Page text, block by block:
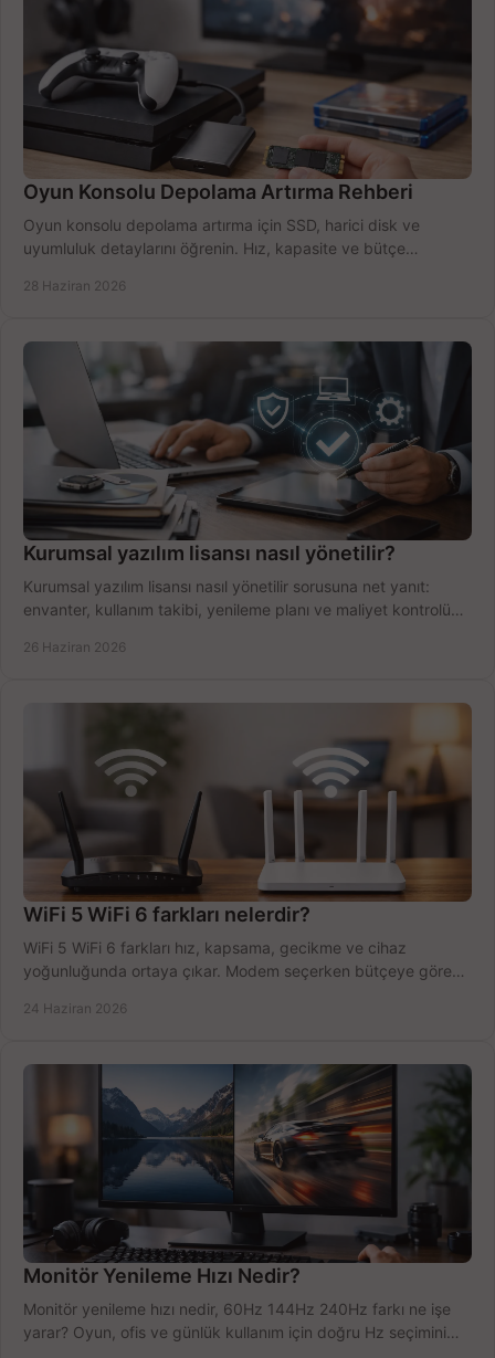
Oyun Konsolu Depolama Artırma Rehberi
Oyun konsolu depolama artırma için SSD, harici disk ve
uyumluluk detaylarını öğrenin. Hız, kapasite ve bütçe
28 Haziran 2026
Kurumsal yazılım lisansı nasıl yönetilir?
Kurumsal yazılım lisansı nasıl yönetilir sorusuna net yanıt:
envanter, kullanım takibi, yenileme planı ve maliyet kontrolü
26 Haziran 2026
WiFi 5 WiFi 6 farkları nelerdir?
WiFi 5 WiFi 6 farkları hız, kapsama, gecikme ve cihaz
yoğunluğunda ortaya çıkar. Modem seçerken bütçeye göre
24 Haziran 2026
Monitör Yenileme Hızı Nedir?
Monitör yenileme hızı nedir, 60Hz 144Hz 240Hz farkı ne işe
yarar? Oyun, ofis ve günlük kullanım için doğru Hz seçimini